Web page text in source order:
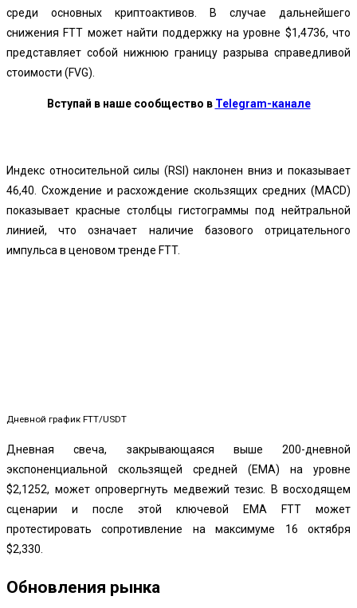
среди основных криптоактивов. В случае дальнейшего
снижения FTT может найти поддержку на уровне $1,4736, что
представляет собой нижнюю границу разрыва справедливой
стоимости (FVG).
Вступай в наше сообщество в Telegram-канале
Индекс относительной силы (RSI) наклонен вниз и показывает
46,40. Схождение и расхождение скользящих средних (MACD)
показывает красные столбцы гистограммы под нейтральной
линией, что означает наличие базового отрицательного
импульса в ценовом тренде FTT.
Дневной график FTT/USDT
Дневная свеча, закрывающаяся выше 200-дневной
экспоненциальной скользящей средней (EMA) на уровне
$2,1252, может опровергнуть медвежий тезис. В восходящем
сценарии и после этой ключевой EMA FTT может
протестировать сопротивление на максимуме 16 октября
$2,330.
Обновления рынка